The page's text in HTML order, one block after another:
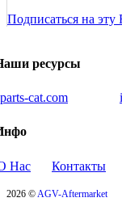
Подписаться на эту
ресурсы
cat.com
Нас Контакты
2026 ©AGV-Aftermarket